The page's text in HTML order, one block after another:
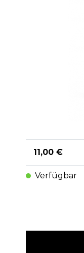
11,00 €
Verfügbar